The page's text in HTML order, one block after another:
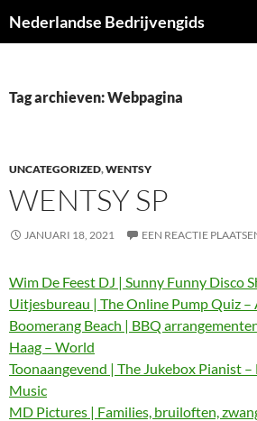
naar
Nederlandse Bedrijvengids
Tag archieven: Webpagina
UNCATEGORIZED,WENTSY
WENTSY SP
JANUARI 18, 2021 EEN REACTIE
Wim De Feest DJ | Sunny Funny Disco
Uitjesbureau | The Online Pump Quiz
Boomerang Beach | BBQ
Haag – World
Toonaangevend | The Jukebox Pianist
Music
MD Pictures | Families, bruiloften,